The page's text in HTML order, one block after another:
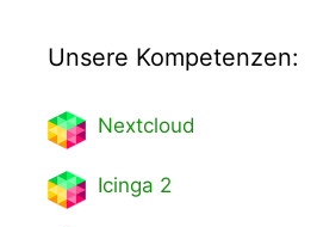
Unsere Kompetenzen:
Nextcloud
Icinga 2